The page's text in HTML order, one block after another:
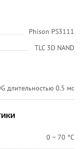
Phison PS3111
TLC 3D NAND
длительностью 0.5 мс
0 ~ 70 °C